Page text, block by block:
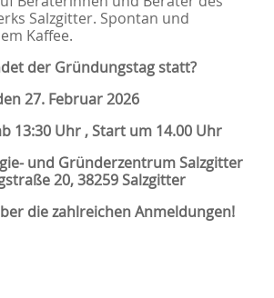
Salzgitter. Spontan und
Kaffee.
der Gründungstag statt?
27. Februar 2026
13:30 Uhr , Start um 14.00 Uhr
und Gründerzentrum Salzgitter
20, 38259 Salzgitter
die zahlreichen Anmeldungen!